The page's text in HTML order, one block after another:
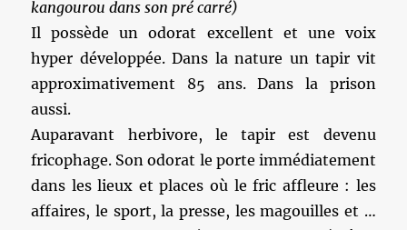
kangourou dans son pré carré)
Il possède un odorat excellent et une voix
hyper développée. Dans la nature un tapir vit
approximativement 85 ans. Dans la prison
aussi.
Auparavant herbivore, le tapir est devenu
fricophage. Son odorat le porte immédiatement
dans les lieux et places où le fric affleure : les
affaires, le sport, la presse, les magouilles et …